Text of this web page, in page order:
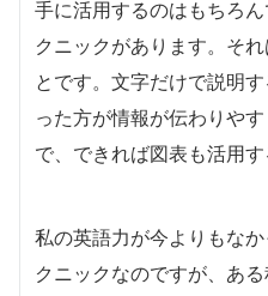
手に活用するのはもちろ
クニックがあります。そ
とです。文字だけで説明
った方が情報が伝わりや
で、できれば図表も活用す
私の英語力が今よりもな
クニックなのですが、あ